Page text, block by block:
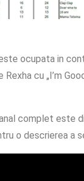
ocupata in
Rexha cu „I’m
complet este
o descrierea a